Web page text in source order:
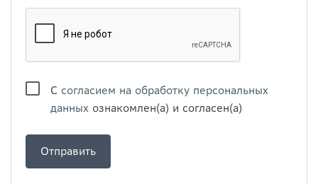
С согласием на обработку персональных
данных ознакомлен(а) и согласен(а)